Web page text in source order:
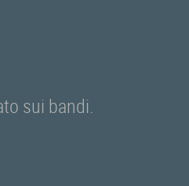
sui bandi.